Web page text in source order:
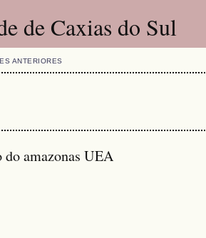
de Caxias do Sul
ANTERIORES
amazonas UEA